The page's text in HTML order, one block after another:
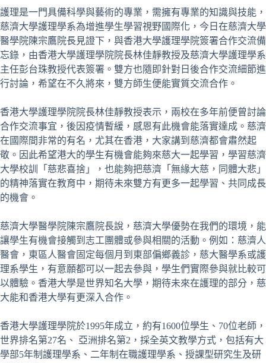
護理是一門具備科學與藝術的專業，需擁有專業的知識與技能，
慈濟大學護理學系為增進學生學習視野國際化，今日在慈濟大學
醫學院陳宗鷹院長見證下，與香港大學護理學院簽署合作交流備
忘錄，由香港大學護理學院院長林佳靜教授及慈濟大學護理學系
主任彭台珠教授代表簽署。雙方也隨即針對日後合作交流細節進
行討論，希望在不久將來，雙方師生便能實質交流合作。
香港大學護理學院院長林佳靜教授表示，兩校在多年前便曾討論
合作交流事宜，後因疫情暫緩，感恩有此機會能落實達成。慈濟
在國際間非常的有名，尤其在香港，大家講到慈濟都會肅然起
敬。因此希望港大的學生有機會能夠來慈大一起學習，學習慈濟
大學校訓「慈悲喜捨」，也能夠把慈濟「無緣大慈，同體大悲」
的精神落實在教育中，期待未來雙方有更多一起學習、共同成長
的機會。
慈濟大學醫學院陳宗鷹院長說，慈濟大學優勢在我們的環境，能
讓學生有機會接觸到志工團體或參與相關的活動。例如：慈濟人
醫會，東區人醫會固定每個月到東部偏鄉義診，慈大醫學系或護
理系學生，有意願都可以一起去參與，學生們實際參與就比較可
以體驗。香港大學是世界知名大學，期待未來在護理的部分，慈
大能和香港大學有更深入合作。
香港大學護理學院於1995年成立，約有1600位學生、70位老師，
世界排名第27名、 亞洲排名第2，採全英文教學方式，包括有大
學部5年制護理學系、二年制在職護理學系、授課型研究生及研